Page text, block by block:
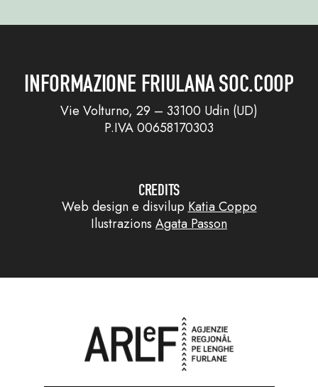
INFORMAZIONE FRIULANA SOC.COOP
Vie Volturno, 29 – 33100 Udin (UD)
P.IVA 00658170303
CREDITS
Web design e disvilup Katia Coppo
Ilustrazions Agata Passon